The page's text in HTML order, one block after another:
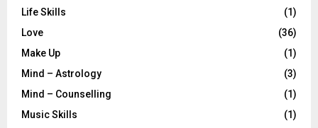
Life Skills
(1)
Love
(36)
Make Up
(1)
Mind – Astrology
(3)
Mind – Counselling
(1)
Music Skills
(1)